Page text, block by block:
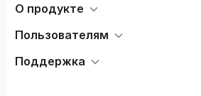
О продукте
Пользователям
Поддержка